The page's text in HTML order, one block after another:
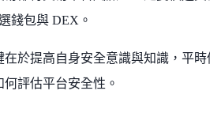
錢包與 DEX。
於提高自身安全意識與知識，平時
評估平台安全性。